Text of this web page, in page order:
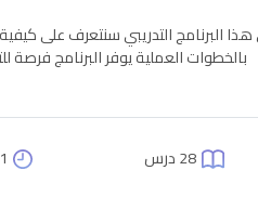
البرنامج التدريبي سنتعرف على
بالخطوات العملية يوفر البرنامج
28 درس 1 ساعة